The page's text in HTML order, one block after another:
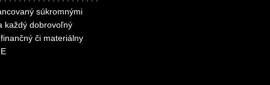
súkromnými
každý dobrovoľný
či materiálny